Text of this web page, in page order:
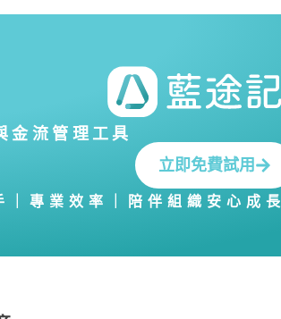
金流管理工具
立即免費試用
｜專業效率｜陪伴組織安心成長